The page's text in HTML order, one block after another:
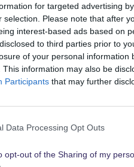
for targeted advertising
selection. Please note that after
interest-based ads based on
to third parties prior to
of your personal information
This information may also be
Participants that may further
Data Processing Opt Outs
opt-out of the Sharing of my
kommen. Wir können es
was wir auf Lager haben